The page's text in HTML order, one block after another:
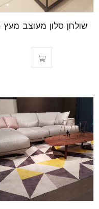
שולחן סלון מעוצב מעץ 4
סמן קישורים